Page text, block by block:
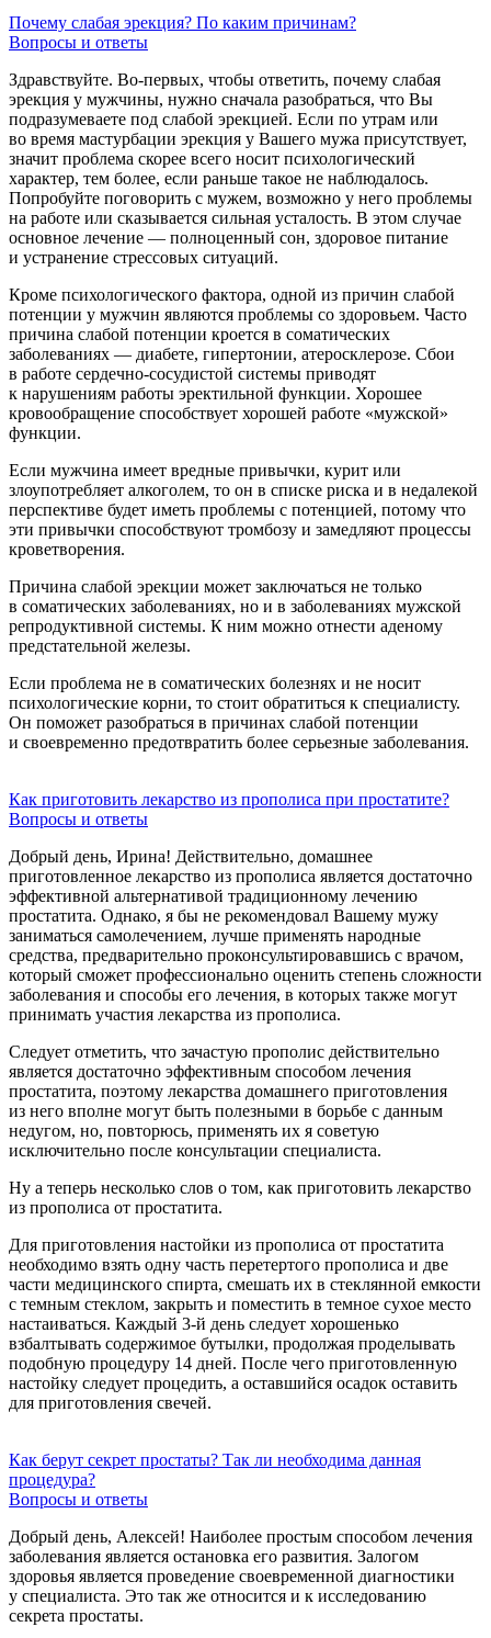
Почему слабая эрекция? По каким причинам?
Вопросы и ответы
Здравствуйте. Во-первых, чтобы ответить, почему слабая
эрекция у мужчины, нужно сначала разобраться, что Вы
подразумеваете под слабой эрекцией. Если по утрам или
во время мастурбации эрекция у Вашего мужа присутствует,
значит проблема скорее всего носит психологический
характер, тем более, если раньше такое не наблюдалось.
Попробуйте поговорить с мужем, возможно у него проблемы
на работе или сказывается сильная усталость. В этом случае
основное лечение — полноценный сон, здоровое питание
и устранение стрессовых ситуаций.
Кроме психологического фактора, одной из причин слабой
потенции у мужчин являются проблемы со здоровьем. Часто
причина слабой потенции кроется в соматических
заболеваниях — диабете, гипертонии, атеросклерозе. Сбои
в работе сердечно-сосудистой системы приводят
к нарушениям работы эректильной функции. Хорошее
кровообращение способствует хорошей работе «мужской»
функции.
Если мужчина имеет вредные привычки, курит или
злоупотребляет алкоголем, то он в списке риска и в недалекой
перспективе будет иметь проблемы с потенцией, потому что
эти привычки способствуют тромбозу и замедляют процессы
кроветворения.
Причина слабой эрекции может заключаться не только
в соматических заболеваниях, но и в заболеваниях мужской
репродуктивной системы. К ним можно отнести аденому
предстательной железы.
Если проблема не в соматических болезнях и не носит
психологические корни, то стоит обратиться к специалисту.
Он поможет разобраться в причинах слабой потенции
и своевременно предотвратить более серьезные заболевания.
Как приготовить лекарство из прополиса при простатите?
Вопросы и ответы
Добрый день, Ирина! Действительно, домашнее
приготовленное лекарство из прополиса является достаточно
эффективной альтернативой традиционному лечению
простатита. Однако, я бы не рекомендовал Вашему мужу
заниматься самолечением, лучше применять народные
средства, предварительно проконсультировавшись с врачом,
который сможет профессионально оценить степень сложности
заболевания и способы его лечения, в которых также могут
принимать участия лекарства из прополиса.
Следует отметить, что зачастую прополис действительно
является достаточно эффективным способом лечения
простатита, поэтому лекарства домашнего приготовления
из него вполне могут быть полезными в борьбе с данным
недугом, но, повторюсь, применять их я советую
исключительно после консультации специалиста.
Ну а теперь несколько слов о том, как приготовить лекарство
из прополиса от простатита.
Для приготовления настойки из прополиса от простатита
необходимо взять одну часть перетертого прополиса и две
части медицинского спирта, смешать их в стеклянной емкости
с темным стеклом, закрыть и поместить в темное сухое место
настаиваться. Каждый 3-й день следует хорошенько
взбалтывать содержимое бутылки, продолжая проделывать
подобную процедуру 14 дней. После чего приготовленную
настойку следует процедить, а оставшийся осадок оставить
для приготовления свечей.
Как берут секрет простаты? Так ли необходима данная
процедура?
Вопросы и ответы
Добрый день, Алексей! Наиболее простым способом лечения
заболевания является остановка его развития. Залогом
здоровья является проведение своевременной диагностики
у специалиста. Это так же относится и к исследованию
секрета простаты.